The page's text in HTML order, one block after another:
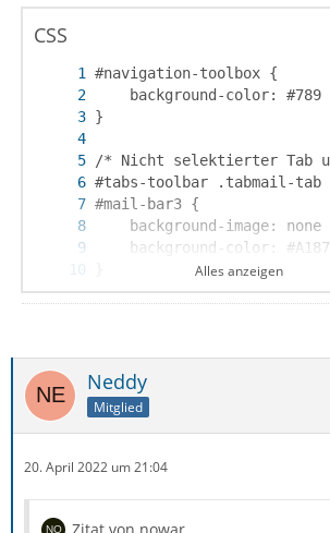
CSS
}
Alles anzeigen
Neddy
Mitglied
20. April 2022 um 21:04